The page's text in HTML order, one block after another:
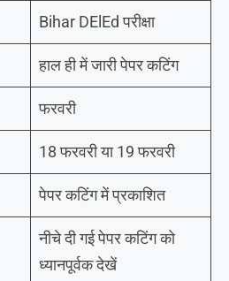
Bihar DElEd परीक्षा
हाल ही में जारी पेपर कटिंग
फरवरी
18 फरवरी या 19 फरवरी
पेपर कटिंग में प्रकाशित
नीचे दी गई पेपर कटिंग को
ध्यानपूर्वक देखें